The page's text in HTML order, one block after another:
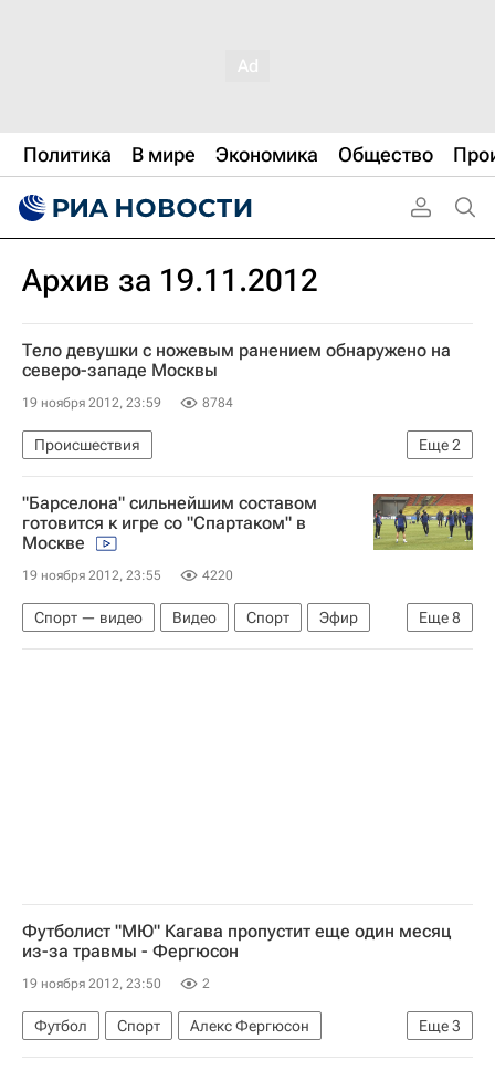
Политика В мире Экономика Общество
Архив за 19.11.2012
Тело девушки с ножевым ранением обнаружено на
северо-западе Москвы
19 ноября 2012, 23:59 8784
Еще2
Происшествия
Федеральная служба безопасности РФ (ФСБ России)
ГУ МВД России по г. Москве
"Барселона" сильнейшим составом
готовится к игре со "Спартаком" в
Москве
19 ноября 2012, 23:55 4220
Еще8
Спорт — видео Видео Спорт
Эфир
Москва
Весь мир
Центральный ФО
Футболист "МЮ" Кагава пропустит еще один месяц
из-за травмы - Фергюсон
19 ноября 2012, 23:50 2
Еще3
Футбол Спорт
Алекс Фергюсон
АПЛ 2026-2027 (Чемпионат Англии по футболу)